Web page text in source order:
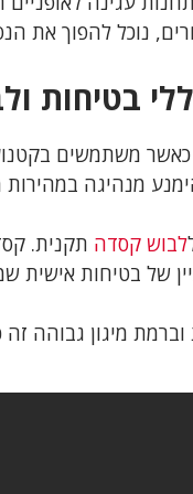
נוכל להפוך את
בטיחות
משתמשים
מנהיגה במהירות
לבוש קסדה תקנית.
של בטיחות אישית
מיגון גבוהה